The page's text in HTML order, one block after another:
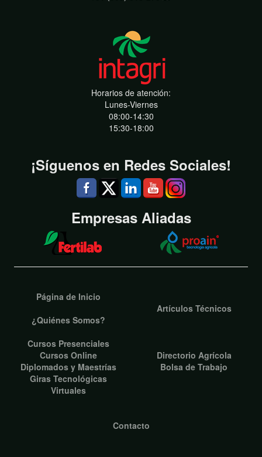
Horarios de atención:
Lunes-Viernes
08:00-14:30
15:30-18:00
¡Síguenos en Redes Sociales!
Empresas Aliadas
Página de Inicio
¿Quiénes Somos?
Artículos Técnicos
Cursos Presenciales
Cursos Online
Diplomados y Maestrías
Giras Tecnológicas
Virtuales
Directorio Agrícola
Bolsa de Trabajo
Contacto